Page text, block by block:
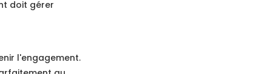
doit gérer
l'engagement.